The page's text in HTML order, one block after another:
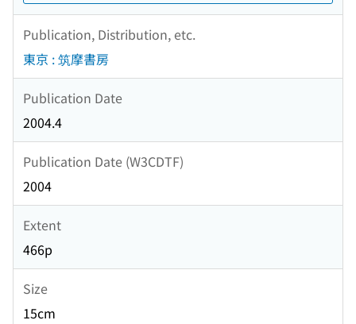
Publication, Distribution, etc.
東京 : 筑摩書房
Publication Date
2004.4
Publication Date (W3CDTF)
2004
Extent
466p
Size
15cm